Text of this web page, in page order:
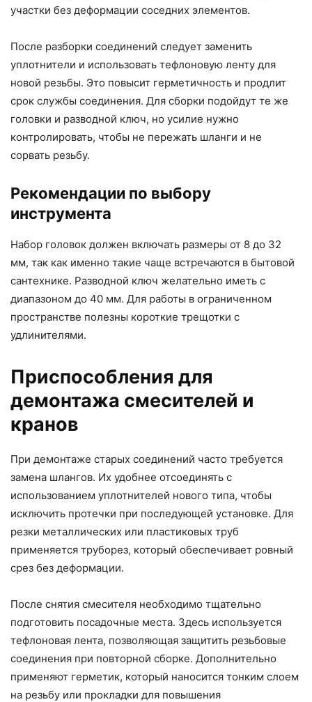
участки без деформации соседних элементов.
После разборки соединений следует заменить
уплотнители и использовать тефлоновую ленту для
новой резьбы. Это повысит герметичность и продлит
срок службы соединения. Для сборки подойдут те же
головки и разводной ключ, но усилие нужно
контролировать, чтобы не пережать шланги и не
сорвать резьбу.
Рекомендации по выбору
инструмента
Набор головок должен включать размеры от 8 до 32
мм, так как именно такие чаще встречаются в бытовой
сантехнике. Разводной ключ желательно иметь с
диапазоном до 40 мм. Для работы в ограниченном
пространстве полезны короткие трещотки с
удлинителями.
Приспособления для
демонтажа смесителей и
кранов
При демонтаже старых соединений часто требуется
замена шлангов. Их удобнее отсоединять с
использованием уплотнителей нового типа, чтобы
исключить протечки при последующей установке. Для
резки металлических или пластиковых труб
применяется труборез, который обеспечивает ровный
срез без деформации.
После снятия смесителя необходимо тщательно
подготовить посадочные места. Здесь используется
тефлоновая лента, позволяющая защитить резьбовые
соединения при повторной сборке. Дополнительно
применяют герметик, который наносится тонким слоем
на резьбу или прокладки для повышения